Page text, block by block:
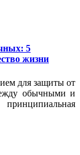
5
жизни
для защиты от
обычными и